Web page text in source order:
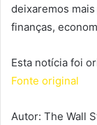
deixaremos
finanças,
Esta notícia foi
Fonte original
Autor: The Wall